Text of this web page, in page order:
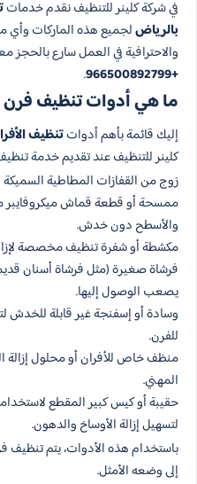
في شركة كلينر للتنظيف نقدم خدمات
بالرياضلجميع هذه الماركات وأي
والاحترافية في العمل سارع بالحجز
+966500892799
.
ما هي أدوات تنظيف فرن
إليك قائمة بأهم أدواتتنظيف
كلينر للتنظيف عند تقديم خدمة
زوج من القفازات المطاطية السميكة
ممسحة أو قطعة قماش ميكروفايبر
والأسطح دون خدش.
مكشطة أو شفرة تنظيف مخصصة
فرشاة صغيرة (مثل فرشاة أسنان
يصعب الوصول إليها.
وسادة أو إسفنجة غير قابلة للخدش
للفرن.
منظف خاص للأفران أو محلول إزالة
المهني.
حقيبة أو كيس كبير المقطع
لتسهيل إزالة الأوساخ والدهون.
باستخدام هذه الأدوات، يتم تنظيف
إلى وضعه الأمثل.